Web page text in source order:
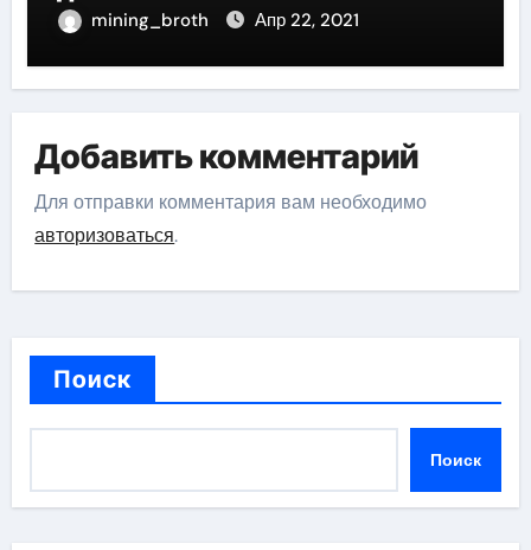
mining_broth Апр 22, 2021
Добавить комментарий
Для отправки комментария вам необходимо
авторизоваться.
Поиск
Поиск